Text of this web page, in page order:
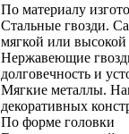
По материалу
Стальные гвозди.
мягкой или
Нержавеющие
долговечность и
Мягкие металлы.
декоративных
По форме головки